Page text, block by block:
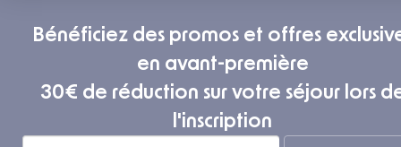
Bénéficiez des promos et offres
en avant-première
30€ de réduction sur votre séjour lors
l'inscription